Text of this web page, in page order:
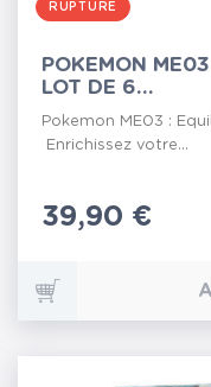
RUPTURE
POKEMON
LOT DE 6...
Pokemon ME03 :
Enrichissez votre...
Prix
39,90 €